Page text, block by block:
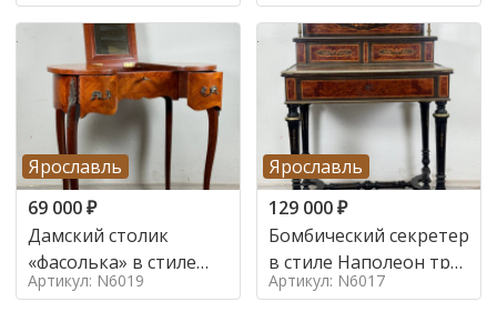
Ярославль
69 000₽
Дамский столик
«фасолька» в стиле
Луи 16,
Артикул: N6019
Ярославль
129 000₽
Бомбический секретер
в стиле Наполеон труа
в стиле
Артикул: N6017